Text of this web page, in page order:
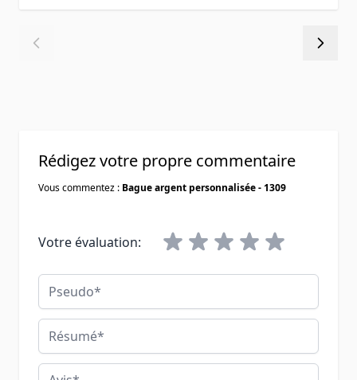
Rédigez votre propre commentaire
Vous commentez : Bague argent personnalisée - 1309
Votre évaluation:
Pseudo
Résumé
Avis